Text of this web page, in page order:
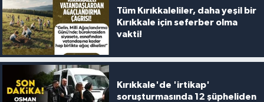
Tüm Kırıkkaleliler, daha yeşil bir
Kırıkkale için seferber olma
vakti!
Kırıkkale'de 'irtikap'
soruşturmasında 12 şüpheliden